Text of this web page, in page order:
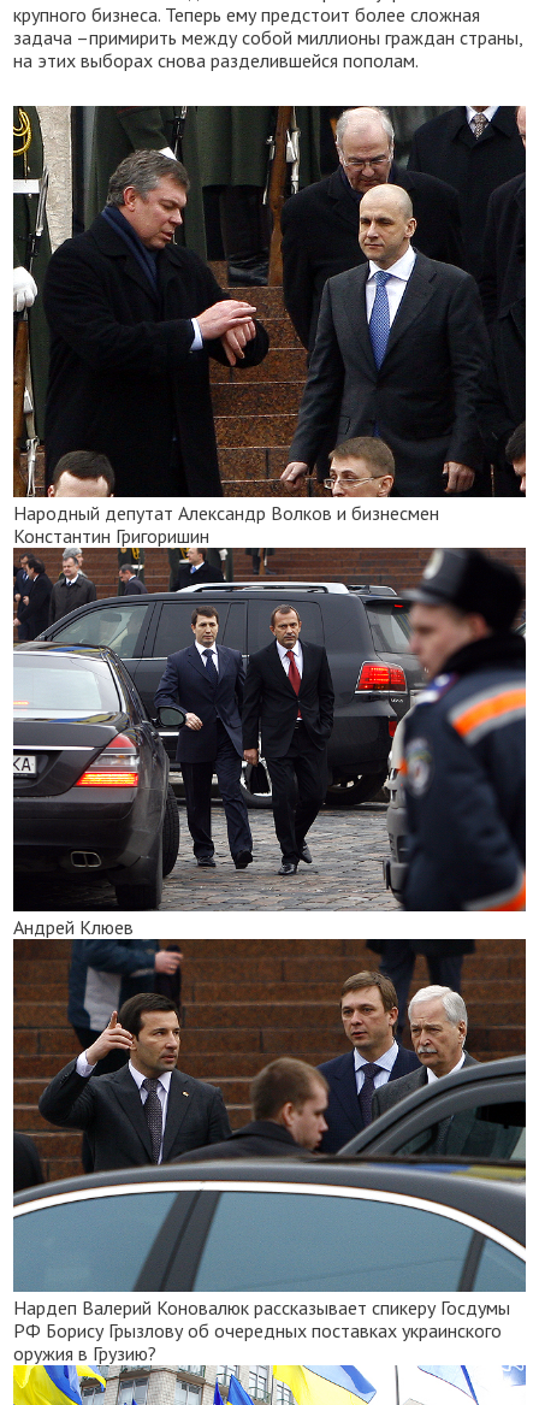
крупного бизнеса. Теперь ему предстоит более сложная
задача –примирить между собой миллионы граждан страны,
на этих выборах снова разделившейся пополам.
Народный депутат Александр Волков и бизнесмен
Константин Григоришин
Андрей Клюев
Нардеп Валерий Коновалюк рассказывает спикеру Госдумы
РФ Борису Грызлову об очередных поставках украинского
оружия в Грузию?